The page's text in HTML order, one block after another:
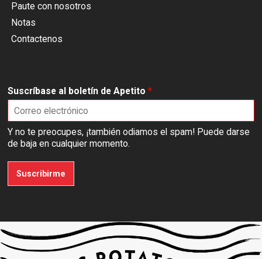
Paute con nosotros
Notas
Contactenos
Suscríbase al boletín de Apetito *
Y no te preocupes, ¡también odiamos el spam! Puede darse
de baja en cualquier momento.
Suscribirme